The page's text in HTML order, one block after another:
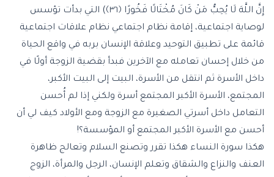
إِنَّ اللَّهَ لَا يُحِبُّ مَنْ كَانَ مُخْتَالًا فَخُورًا ﴿٣٦﴾) التي بدأت تؤسس
لوصاية اجتماعية، إقامة نظام اجتماعي نظام علاقات اجتماعية
قائمة على تطبيق التوحيد وعلاقة الإنسان بربه في واقع الحياة
من خلال إحسان تعامله مع الآخرين فبدأ بقضية الزوجة أولًا في
داخل الأسرة ثم انتقل من الأسرة، البيت إلى البيت الأكبر،
المجتمع، الأسرة الأكبر المجتمع أسرة ولكني إذا لم أُحسن
التعامل داخل أسرتي الصغيرة مع الزوجة ومع الأولاد كيف لي أن
أحسن مع الأسرة الأكبر المجتمع أو المؤسسة؟!
هكذا سورة النساء هكذا تقرر وتصنع السلام وتعالج ظاهرة
العنف والنزاع والشقاق وتعلم الإنسان، الرجل والمرأة، الزوج